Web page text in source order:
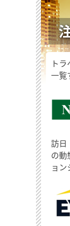
ト
一覧
訪日
の動
ョ